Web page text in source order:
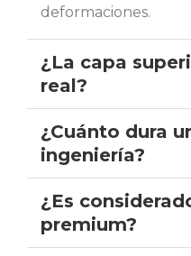
deformaciones.
¿La capa
real?
¿Cuánto dura
ingeniería?
¿Es
premium?